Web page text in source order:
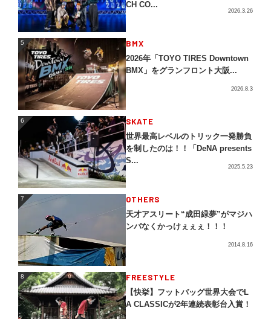
CH CO...
2026.3.26
5 BMX
2026年「TOYO TIRES Downtown
BMX」をグランフロント大阪...
2026.8.3
6 SKATE
世界最高レベルのトリック一発勝負
を制したのは！！「DeNA presents
S...
2025.5.23
7 OTHERS
天才アスリート“成田緑夢”がマジハ
ンパなくかっけぇぇぇ！！！
2014.8.16
8 FREESTYLE
【快挙】フットバッグ世界大会でL
A CLASSICが2年連続表彰台入賞！